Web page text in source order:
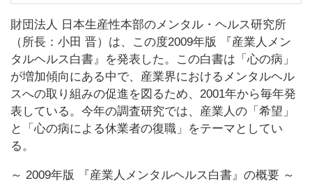
財団法人 日本生産性本部のメンタル・ヘルス研究所
（所長：小田 晋）は、この度2009年版 『産業人メン
タルヘルス白書』を発表した。この白書は「心の病」
が増加傾向にある中で、産業界におけるメンタルヘル
スへの取り組みの促進を図るため、2001年から毎年発
表している。今年の調査研究では、産業人の「希望」
と「心の病による休業者の復職」をテーマとしてい
る。
～ 2009年版 『産業人メンタルヘルス白書』の概要 ～